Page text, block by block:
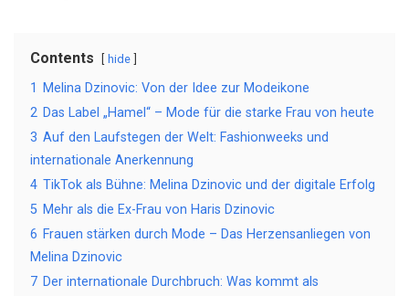
Contents hide
1
Melina Dzinovic: Von der Idee zur Modeikone
2 Das Label „Hamel“ – Mode für die starke Frau von heute
3 Auf den Laufstegen der Welt: Fashionweeks und
internationale Anerkennung
4 TikTok als Bühne: Melina Dzinovic und der digitale Erfolg
5 Mehr als die Ex-Frau von Haris Dzinovic
6 Frauen stärken durch Mode – Das Herzensanliegen von
Melina Dzinovic
7 Der internationale Durchbruch: Was kommt als